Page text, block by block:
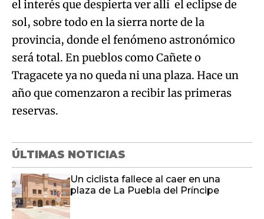
el interés que despierta ver allí el eclipse de
sol, sobre todo en la sierra norte de la
provincia, donde el fenómeno astronómico
será total. En pueblos como Cañete o
Tragacete ya no queda ni una plaza. Hace un
año que comenzaron a recibir las primeras
reservas.
ÚLTIMAS NOTICIAS
Un ciclista fallece al caer en una
plaza de La Puebla del Príncipe